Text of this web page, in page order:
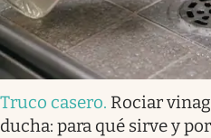
Truco casero. Rociar
ducha: para qué sirve y